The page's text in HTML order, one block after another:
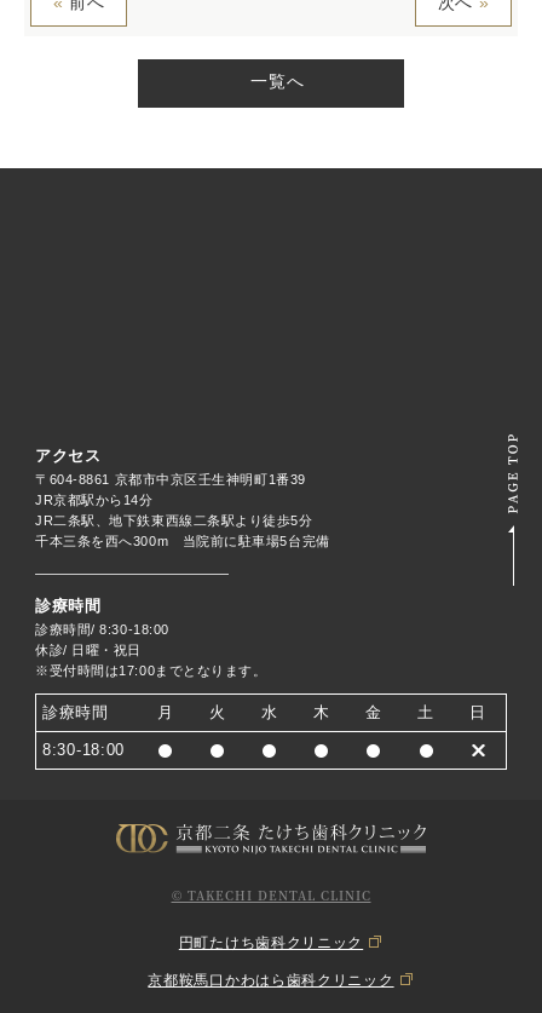
一覧へ
アクセス
〒604-8861 京都市中京区壬生神明町1番39
JR京都駅から14分
JR二条駅、地下鉄東西線二条駅より徒歩5分
千本三条を西へ300m 当院前に駐車場5台完備
診療時間
診療時間/ 8:30-18:00
休診/ 日曜・祝日
※受付時間は17:00までとなります。
診療時間 月 火 水 木 金 土 日
8:30-18:00
© TAKECHI DENTAL CLINIC
円町たけち歯科クリニック
京都鞍馬口かわはら歯科クリニック